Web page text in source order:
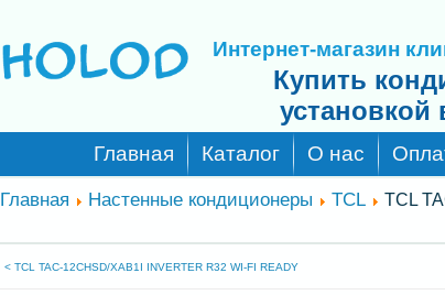
Интернет-магазин
Купить
установкой
Главная Каталог О нас
Главная Настенные кондиционеры TCL
TCL
< TCL TAC-12CHSD/XAB1I INVERTER R32 WI-FI READY